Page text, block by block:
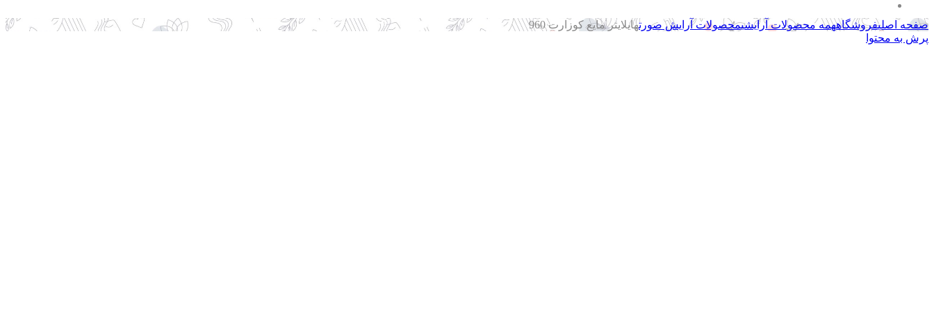
صفحه اصلیفروشگاههمه محصولات آرایشیمحصولات آرایش صورتهایلایتر مایع کوزارت 960
پرش به محتوا